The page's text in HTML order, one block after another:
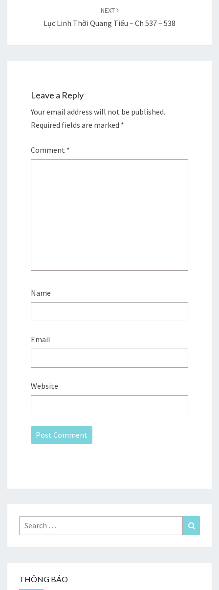
NEXT
Lục Linh Thời Quang Tiếu – Ch 537 – 538
Leave a Reply
Your email address will not be published.
Required fields are marked *
Comment *
Name
Email
Website
Search
for:
THÔNG BÁO